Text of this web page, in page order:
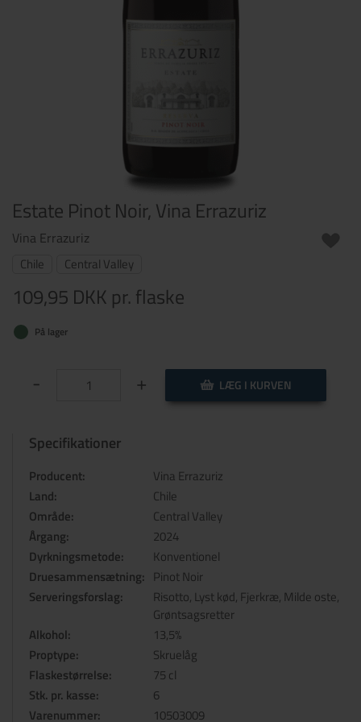
Estate Pinot Noir, Vina Errazuriz
Vina Errazuriz
Chile Central Valley
109,95 DKK pr. flaske
På lager
- + LÆG I KURVEN
Specifikationer
Producent:
Vina Errazuriz
Land:
Chile
Område:
Central Valley
Årgang:
2024
Dyrkningsmetode:
Konventionel
Druesammensætning: Pinot Noir
Serveringsforslag:
Risotto, Lyst kød, Fjerkræ, Milde oste,
Grøntsagsretter
Alkohol:
13,5%
Proptype:
Skruelåg
Flaskestørrelse:
75 cl
Stk. pr. kasse:
6
Varenummer:
10503009